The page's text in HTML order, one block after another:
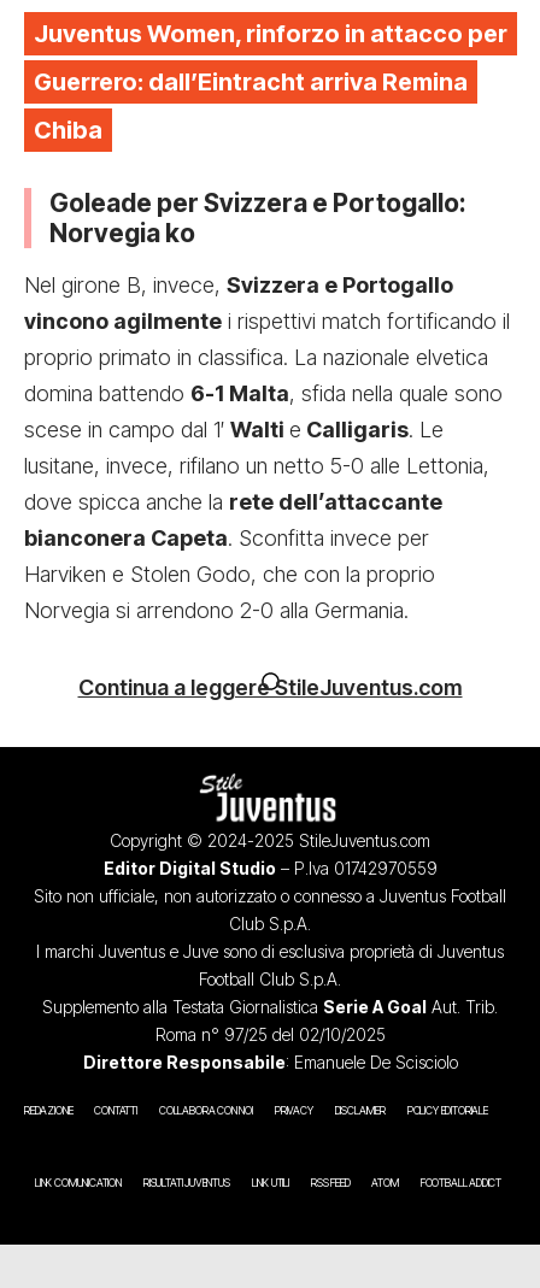
Juventus Women, rinforzo in attacco per
Guerrero: dall’Eintracht arriva Remina
Chiba
Goleade per Svizzera e Portogallo:
Norvegia ko
Nel girone B, invece, Svizzera e Portogallo
vincono agilmente i rispettivi match fortificando il
proprio primato in classifica. La nazionale elvetica
domina battendo 6-1 Malta, sfida nella quale sono
scese in campo dal 1′ Walti e Calligaris. Le
lusitane, invece, rifilano un netto 5-0 alle Lettonia,
dove spicca anche la rete dell’attaccante
bianconera Capeta. Sconfitta invece per
Harviken e Stolen Godo, che con la proprio
Norvegia si arrendono 2-0 alla Germania.
Continua a leggere StileJuventus.com
Copyright © 2024-2025 StileJuventus.com
Editor Digital Studio – P.Iva 01742970559
Sito non ufficiale, non autorizzato o connesso a Juventus Football
Club S.p.A.
I marchi Juventus e Juve sono di esclusiva proprietà di Juventus
Football Club S.p.A.
Supplemento alla Testata Giornalistica Serie A Goal Aut. Trib.
Roma n° 97/25 del 02/10/2025
Direttore Responsabile: Emanuele De Scisciolo
REDAZIONE CONTATTI COLLABORA CON NOI PRIVACY DISCLAIMER POLICY EDITORIALE
LINK COMUNICATION RISULTATI JUVENTUS LINK UTILI RSS FEED ATOM FOOTBALL ADDICT